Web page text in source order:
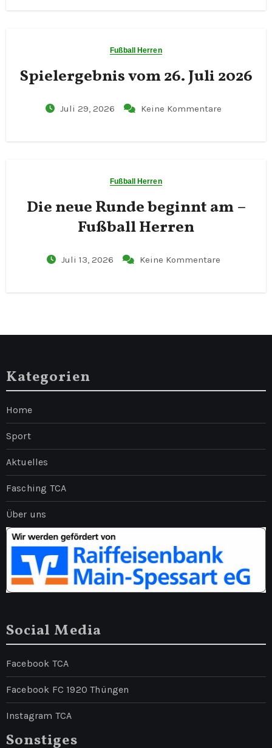
Fußball Herren
Spielergebnis vom 26. Juli 2026
Juli 29, 2026 Keine Kommentare
Fußball Herren
Die neue Runde beginnt am –
Fußball Herren
Juli 13, 2026 Keine Kommentare
Kategorien
Home
Sport
Aktuelles
Fasching TCA
Über uns
Social Media
Facebook TCA
Facebook FC 1920 Thüngen
Instagram TCA
Sonstiges